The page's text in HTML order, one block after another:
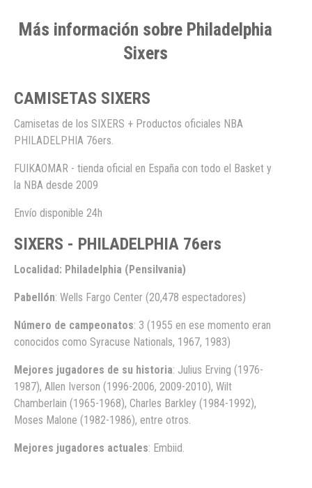
Más información sobre Philadelphia
Sixers
CAMISETAS SIXERS
Camisetas de los SIXERS + Productos oficiales NBA
PHILADELPHIA 76ers.
FUIKAOMAR - tienda oficial en España con todo el Basket y
la NBA desde 2009
Envío disponible 24h
SIXERS - PHILADELPHIA 76ers
Localidad: Philadelphia (Pensilvania)
Pabellón: Wells Fargo Center (20,478 espectadores)
Número de campeonatos: 3 (1955 en ese momento eran
conocidos como Syracuse Nationals, 1967, 1983)
Mejores jugadores de su historia: Julius Erving (1976-
1987), Allen Iverson (1996-2006, 2009-2010), Wilt
Chamberlain (1965-1968), Charles Barkley (1984-1992),
Moses Malone (1982-1986), entre otros.
Mejores jugadores actuales: Embiid.